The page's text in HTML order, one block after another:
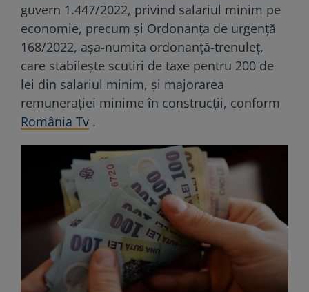
guvern 1.447/2022, privind salariul minim pe
economie, precum și Ordonanța de urgență
168/2022, așa-numita ordonanță-trenuleț,
care stabilește scutiri de taxe pentru 200 de
lei din salariul minim, și majorarea
remunerației minime în construcții, conform
România Tv .